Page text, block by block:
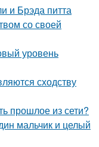
и Брэда питта
со своей
уровень
сходству
прошлое из сети?
мальчик и целый